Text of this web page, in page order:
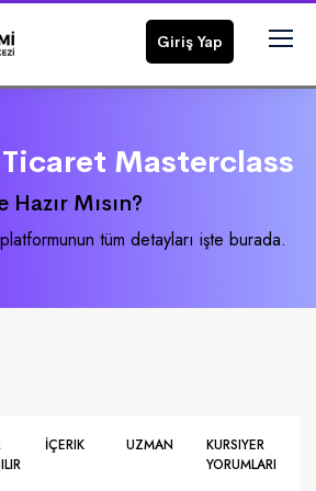
Giriş Yap
Masterclass
Hazır Mısın?
tüm detayları işte burada.
İÇERIK UZMAN
KURSIYER
YORUMLARI